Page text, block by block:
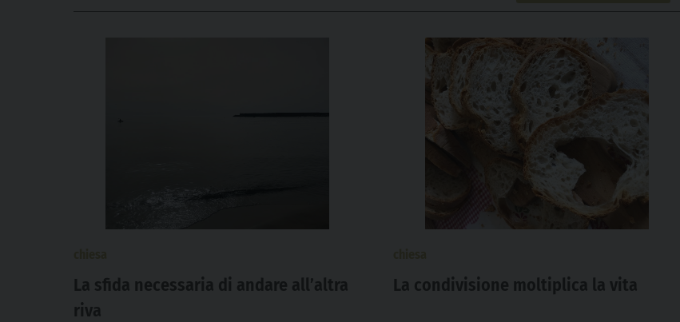
La sfida necessaria di andare all’altra
riva
La condivisione moltiplica la vita